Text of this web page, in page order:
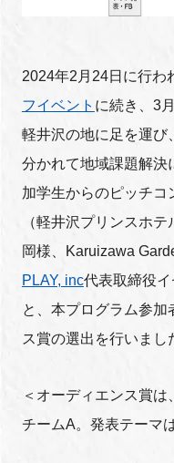
2024年2月24日に行わ
フイベント に続き、3
軽井沢の地に足を運び
分かれて地域課題解決
加学生からのピッチコ
（軽井沢プリンスホ
岡様、Karuizawa
PLAY, inc代表取締役
と、本プログラム参
ス賞の選出を行いまし
＜オーディエンス賞
チームA。発表テーマ